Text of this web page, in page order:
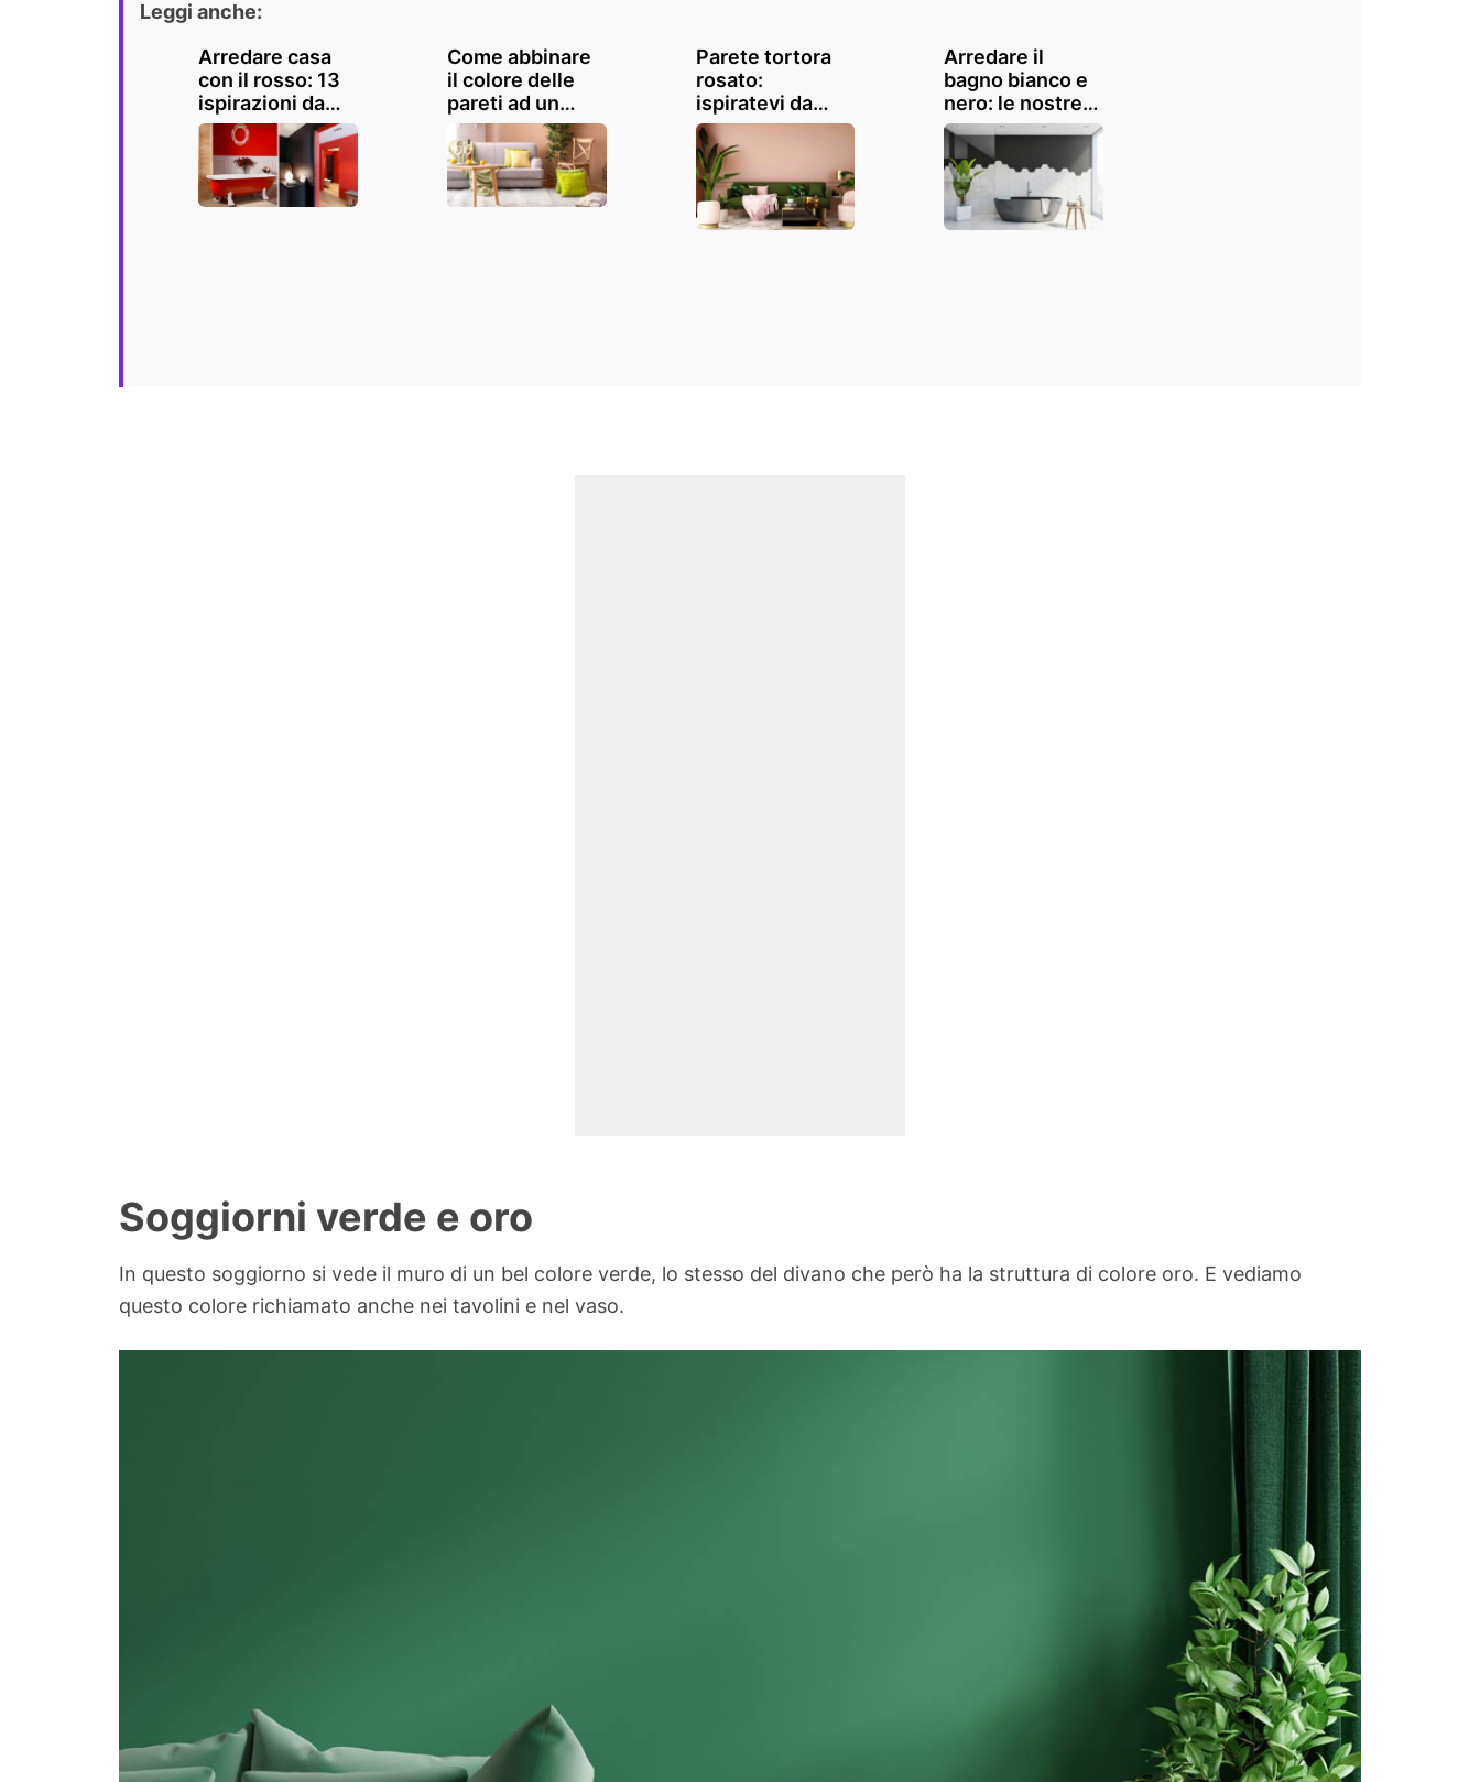
Leggi anche:
Arredare casa
con il rosso: 13
ispirazioni da
non perdere
Come abbinare
il colore delle
pareti ad un
arredamento
legno chiaro? 12
ispirazioni
Parete tortora
rosato:
ispiratevi da
queste idee per
abbellire casa
con questo
colore molto
elegante
Arredare il
bagno bianco e
nero: le nostre
belle ispirazioni
per non
sbagliare
Soggiorni verde e oro
In questo soggiorno si vede il muro di un bel colore verde, lo stesso del divano che però ha la struttura di colore oro. E vediamo
questo colore richiamato anche nei tavolini e nel vaso.